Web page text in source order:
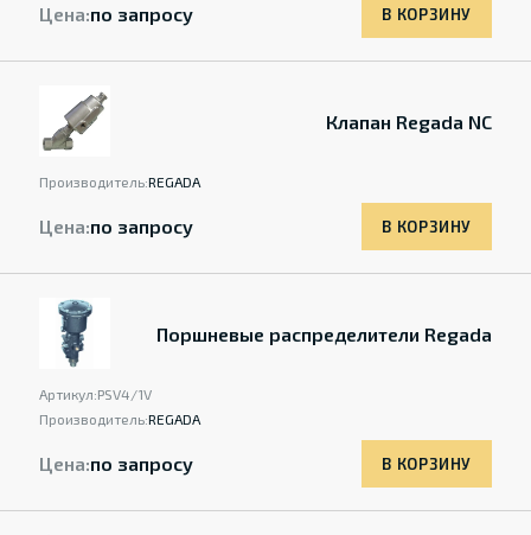
Цена:по запросу В КОРЗИНУ
Клапан Regada NC
Производитель:REGADA
Цена:по запросу В КОРЗИНУ
Поршневые распределители Regada
Артикул:PSV4/1V
Производитель:REGADA
Цена:по запросу В КОРЗИНУ